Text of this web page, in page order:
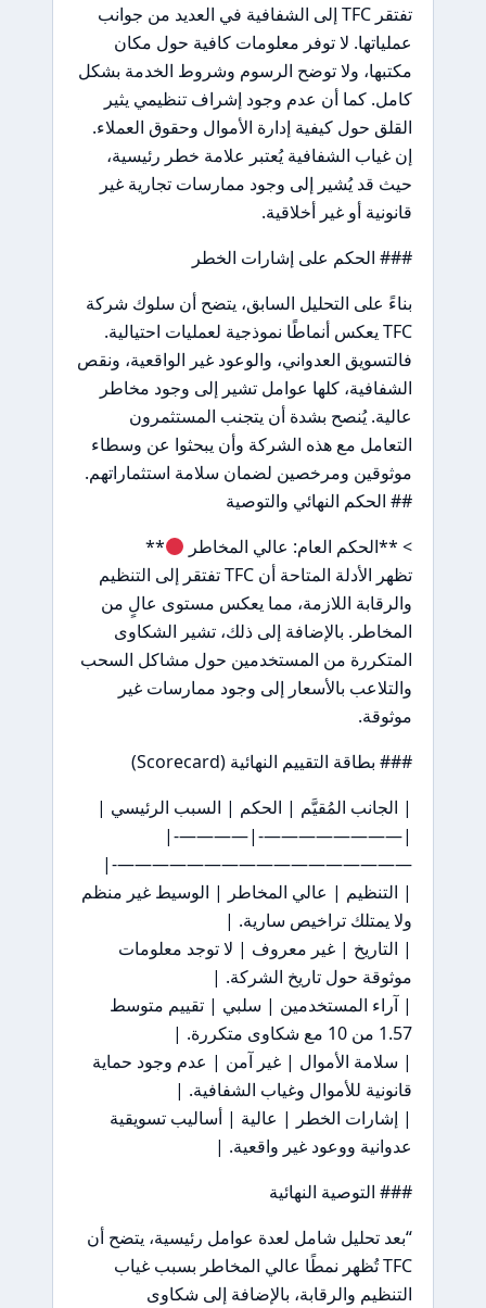
تفتقر TFC إلى الشفافية في العديد من جوانب
عملياتها. لا توفر معلومات كافية حول مكان
مكتبها، ولا توضح الرسوم وشروط الخدمة بشكل
كامل. كما أن عدم وجود إشراف تنظيمي يثير
القلق حول كيفية إدارة الأموال وحقوق العملاء.
إن غياب الشفافية يُعتبر علامة خطر رئيسية،
حيث قد يُشير إلى وجود ممارسات تجارية غير
قانونية أو غير أخلاقية.
### الحكم على إشارات الخطر
بناءً على التحليل السابق، يتضح أن سلوك شركة
TFC يعكس أنماطًا نموذجية لعمليات احتيالية.
فالتسويق العدواني، والوعود غير الواقعية، ونقص
الشفافية، كلها عوامل تشير إلى وجود مخاطر
عالية. يُنصح بشدة أن يتجنب المستثمرون
التعامل مع هذه الشركة وأن يبحثوا عن وسطاء
موثوقين ومرخصين لضمان سلامة استثماراتهم.
## الحكم النهائي والتوصية
> **الحكم العام: عالي المخاطر
**
تظهر الأدلة المتاحة أن TFC تفتقر إلى التنظيم
والرقابة اللازمة، مما يعكس مستوى عالٍ من
المخاطر. بالإضافة إلى ذلك، تشير الشكاوى
المتكررة من المستخدمين حول مشاكل السحب
والتلاعب بالأسعار إلى وجود ممارسات غير
موثوقة.
### بطاقة التقييم النهائية (Scorecard)
| الجانب المُقيَّم | الحكم | السبب الرئيسي |
|————————-|————-|
—————————————————-|
| التنظيم | عالي المخاطر | الوسيط غير منظم
ولا يمتلك تراخيص سارية. |
| التاريخ | غير معروف | لا توجد معلومات
موثوقة حول تاريخ الشركة. |
| آراء المستخدمين | سلبي | تقييم متوسط
1.57 من 10 مع شكاوى متكررة. |
| سلامة الأموال | غير آمن | عدم وجود حماية
قانونية للأموال وغياب الشفافية. |
| إشارات الخطر | عالية | أساليب تسويقية
عدوانية ووعود غير واقعية. |
### التوصية النهائية
“بعد تحليل شامل لعدة عوامل رئيسية، يتضح أن
TFC تُظهر نمطًا عالي المخاطر بسبب غياب
التنظيم والرقابة، بالإضافة إلى شكاوى